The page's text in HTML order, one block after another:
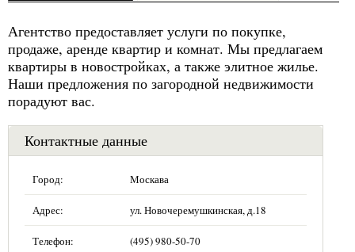
Агентство предоставляет услуги по покупке,
продаже, аренде квартир и комнат. Мы предлагаем
квартиры в новостройках, а также элитное жилье.
Наши предложения по загородной недвижимости
порадуют вас.
Контактные данные
Город: Москава
Адрес: ул. Новочеремушкинская, д.18
Телефон: (495) 980-50-70